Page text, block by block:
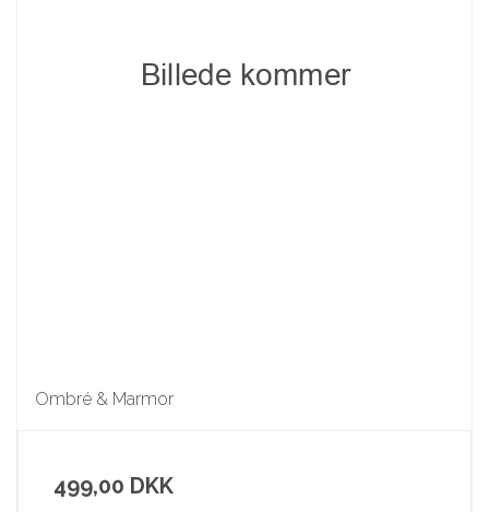
Ombré & Marmor
499,00 DKK